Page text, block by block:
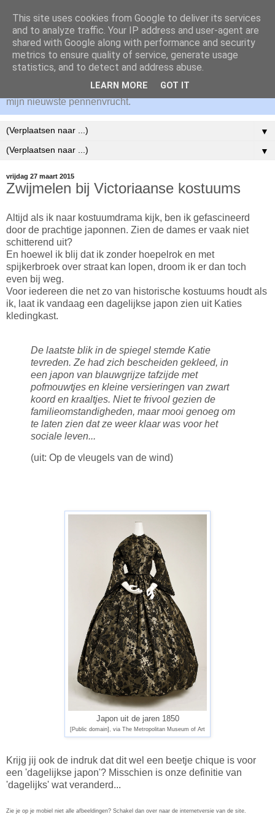
Dineke Epping
Welkom op mijn website! Hier lees je alles over de
(historische) achtergrond voor mijn romans en wat mij
inspireert om te schrijven. Ik houd je graag op de hoogte van
mijn nieuwste pennenvrucht.
▼
▼
vrijdag 27 maart 2015
Zwijmelen bij Victoriaanse kostuums
Altijd als ik naar kostuumdrama kijk, ben ik gefascineerd
door de prachtige japonnen. Zien de dames er vaak niet
schitterend uit?
En hoewel ik blij dat ik zonder hoepelrok en met
spijkerbroek over straat kan lopen, droom ik er dan toch
even bij weg.
Voor iedereen die net zo van historische kostuums houdt als
ik, laat ik vandaag een dagelijkse japon zien uit Katies
kledingkast.
De laatste blik in de spiegel stemde Katie
tevreden. Ze had zich bescheiden gekleed, in
een japon van blauwgrijze tafzijde met
pofmouwtjes en kleine versieringen van zwart
koord en kraaltjes. Niet te frivool gezien de
familieomstandigheden, maar mooi genoeg om
te laten zien dat ze weer klaar was voor het
sociale leven...
(uit: Op de vleugels van de wind)
Japon uit de jaren 1850
[Public domain], via The Metropolitan Museum of Art
Krijg jij ook de indruk dat dit wel een beetje chique is voor
een 'dagelijkse japon'? Misschien is onze definitie van
'dagelijks' wat veranderd...
Zie je op je mobiel niet alle afbeeldingen? Schakel dan over naar de internetversie van de site.
This site uses cookies from Google to deliver its services
and to analyze traffic. Your IP address and user-agent are
shared with Google along with performance and security
metrics to ensure quality of service, generate usage
statistics, and to detect and address abuse.
LEARN MORE GOT IT